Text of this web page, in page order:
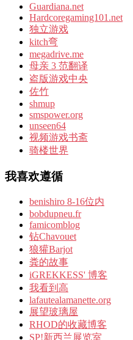
Guardiana.net
Hardcoregaming101.net
独立游戏
kitch弯
megadrive.me
母亲 3 范翻译
盗版游戏中央
佐竹
shmup
smspower.org
unseen64
视频游戏书斋
骑楼世界
我喜欢遵循
benishiro 8-16位内
bobdupneu.fr
famicomblog
钻Chavouet
狼獾Barjot
粪的故事
iGREKKESS' 博客
我看到高
lafautealamanette.org
展望玻璃屋
RHOD的收藏博客
SP!新西兰展览室